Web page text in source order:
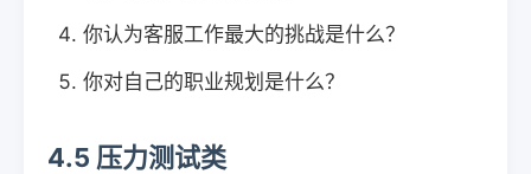
你认为客服工作最大的挑战是什么？
你对自己的职业规划是什么？
4.5 压力测试类